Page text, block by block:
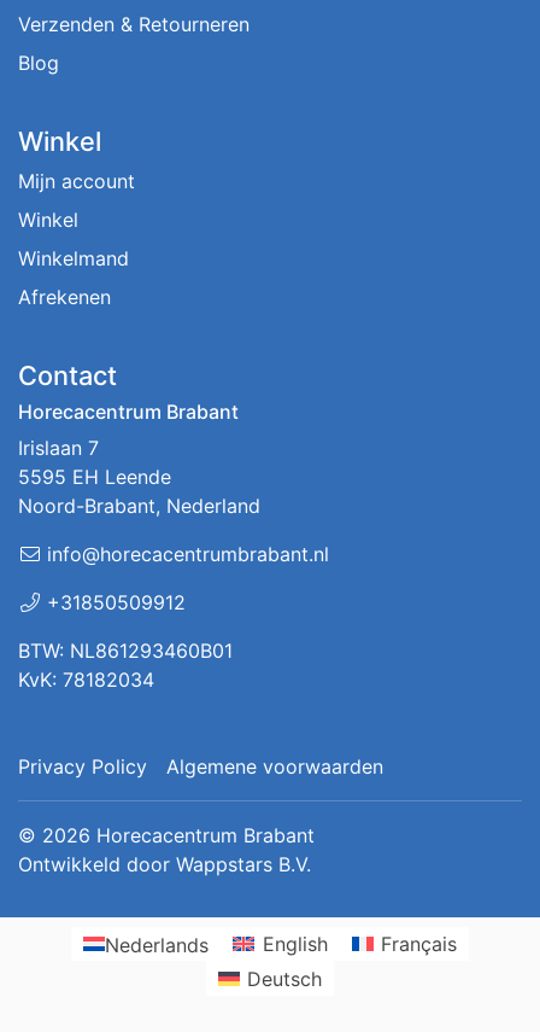
Verzenden & Retourneren
Blog
Winkel
Mijn account
Winkel
Winkelmand
Afrekenen
Contact
Horecacentrum Brabant
Irislaan 7
5595 EH Leende
Noord-Brabant, Nederland
info@horecacentrumbrabant.nl
+31850509912
BTW: NL861293460B01
KvK: 78182034
Privacy Policy Algemene voorwaarden
© 2026 Horecacentrum Brabant
Ontwikkeld door Wappstars B.V.
Nederlands English
Français
Deutsch